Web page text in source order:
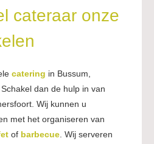
cateraar onze
catering in Bussum,
dan de hulp in van
Wij kunnen u
met het organiseren van
of barbecue . Wij serveren